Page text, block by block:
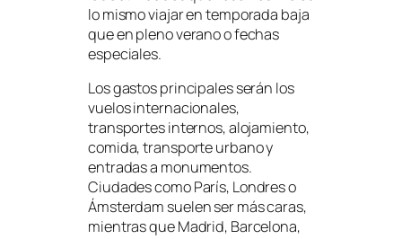
lo mismo viajar en temporada baja
que en pleno verano o fechas
especiales.
Los gastos principales serán los
vuelos internacionales,
transportes internos, alojamiento,
comida, transporte urbano y
entradas a monumentos.
Ciudades como París, Londres o
Ámsterdam suelen ser más caras,
mientras que Madrid, Barcelona,